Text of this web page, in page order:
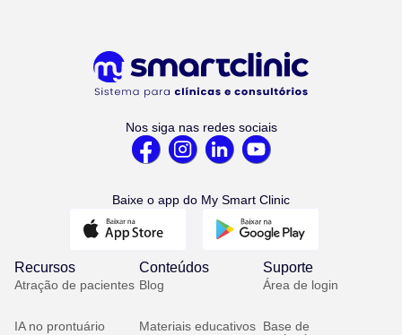
Nos siga nas redes sociais
Baixe o app do My Smart Clinic
Recursos
Atração de pacientes
IA no prontuário
Conteúdos
Blog
Materiais educativos
Suporte
Área de login
Base de